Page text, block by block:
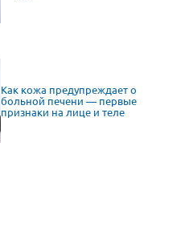
Как кожа предупреждает о
больной печени — первые
признаки на лице и теле